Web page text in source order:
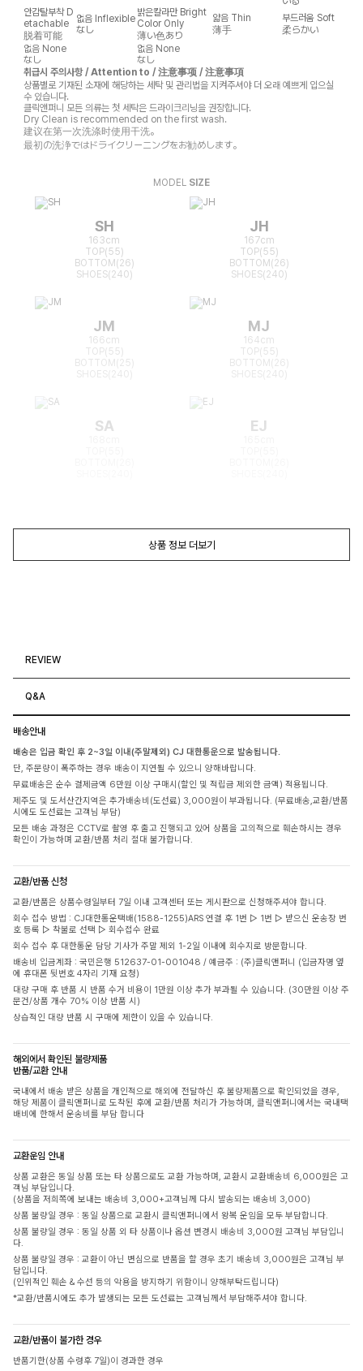
안감탈부착 D
etachable
脱着可能
없음 Inflexible
なし
밝은칼라만 Bright
Color Only
薄い色あり
얇음 Thin
薄手
부드러움 Soft
柔らかい
없음 None
なし
없음 None
なし
취급시 주의사항 / Attention to / 注意事项 / 注意事項
상품별로 기재된 소재에 해당하는 세탁 및 관리법을 지켜주셔야 더 오래 예쁘게 입으실
수 있습니다.
클릭앤퍼니 모든 의류는 첫 세탁은 드라이크리닝을 권장합니다.
Dry Clean is recommended on the first wash.
建议在第一次洗涤时使用干洗。
最初の洗浄ではドライクリーニングをお勧めします。
MODEL SIZE
SH
163cm
TOP(55)
BOTTOM(26)
SHOES(240)
JH
167cm
TOP(55)
BOTTOM(26)
SHOES(240)
JM
166cm
TOP(55)
BOTTOM(25)
MJ
164cm
TOP(55)
BOTTOM(26)
SA EJ
상품 정보 더보기
REVIEW
Q&A
배송안내
배송은 입금 확인 후 2~3일 이내(주말제외) CJ 대한통운으로 발송됩니다.
단, 주문량이 폭주하는 경우 배송이 지연될 수 있으니 양해바랍니다.
무료배송은 순수 결제금액 6만원 이상 구매시(할인 및 적립금 제외한 금액) 적용됩니다.
제주도 및 도서산간지역은 추가배송비(도선료) 3,000원이 부과됩니다. (무료배송,교환/반품
시에도 도선료는 고객님 부담)
모든 배송 과정은 CCTV로 촬영 후 출고 진행되고 있어 상품을 고의적으로 훼손하시는 경우
확인이 가능하며 교환/반품 처리 절대 불가합니다.
교환/반품 신청
교환/반품은 상품수령일부터 7일 이내 고객센터 또는 게시판으로 신청해주셔야 합니다.
회수 접수 방법 : CJ대한통운택배(1588-1255)ARS 연결 후 1번 ▷ 1번 ▷ 받으신 운송장 번
호 등록 ▷ 착불로 선택 ▷ 회수접수 완료
회수 접수 후 대한통운 담당 기사가 주말 제외 1-2일 이내에 회수지로 방문합니다.
배송비 입금계좌 : 국민은행 512637-01-001048 / 예금주 : (주)클릭앤퍼니 (입금자명 옆
에 휴대폰 뒷번호 4자리 기재 요청)
대량 구매 후 반품 시 반품 수거 비용이 1만원 이상 추가 부과될 수 있습니다. (30만원 이상 주
문건/상품 개수 70% 이상 반품 시)
상습적인 대량 반품 시 구매에 제한이 있을 수 있습니다.
해외에서 확인된 불량제품
반품/교환 안내
국내에서 배송 받은 상품을 개인적으로 해외에 전달하신 후 불량제품으로 확인되었을 경우,
해당 제품이 클릭앤퍼니로 도착된 후에 교환/반품 처리가 가능하며, 클릭앤퍼니에서는 국내택
배비에 한해서 운송비를 부담 합니다
교환운임 안내
상품 교환은 동일 상품 또는 타 상품으로도 교환 가능하며, 교환시 교환배송비 6,000원은 고
객님 부담입니다.
(상품을 저희쪽에 보내는 배송비 3,000+고객님께 다시 발송되는 배송비 3,000)
상품 불량일 경우 : 동일 상품으로 교환시 클릭앤퍼니에서 왕복 운임을 모두 부담합니다.
상품 불량일 경우 : 동일 상품 외 타 상품이나 옵션 변경시 배송비 3,000원 고객님 부담입니
다.
상품 불량일 경우 : 교환이 아닌 변심으로 반품을 할 경우 초기 배송비 3,000원은 고객님 부
담입니다.
(인위적인 훼손 & 수선 등의 악용을 방지하기 위함이니 양해부탁드립니다)
*교환/반품시에도 추가 발생되는 모든 도선료는 고객님께서 부담해주셔야 합니다.
교환/반품이 불가한 경우
반품기한(상품 수령후 7일)이 경과한 경우